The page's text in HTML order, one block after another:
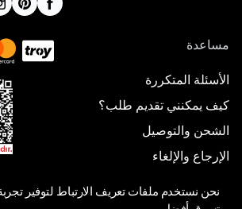
مساعدة
الأسئلة المتكررة
كيف يمكنني تقديم طلب؟
الشحن والتوصيل
الإرجاع والإلغاء
نحن نستخدم ملفات تعريف الارتباط لتوفير